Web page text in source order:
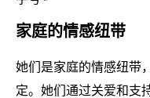
家庭的情感纽带
她们是家庭的情感纽带
定。她们通过关爱和支